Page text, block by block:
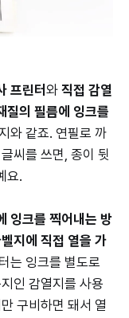
프린터와 직접 감열
질의 필름에 잉크를
와 같죠. 연필로 까
씨를 쓰면, 종이 뒷
요.
잉크를 찍어내는 방
지에 직접 열을 가
는 잉크를 별도로
인 감열지를 사용
구비하면 돼서 열